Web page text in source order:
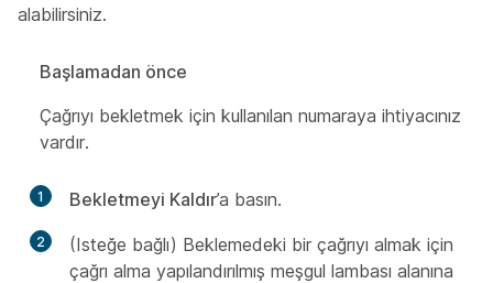
alabilirsiniz.
Başlamadan önce
Çağrıyı bekletmek için kullanılan numaraya ihtiyacınız
vardır.
1 Bekletmeyi Kaldır’a basın.
2
(Isteğe bağlı) Beklemedeki bir çağrıyı almak için
çağrı alma yapılandırılmış meşgul lambası alanına